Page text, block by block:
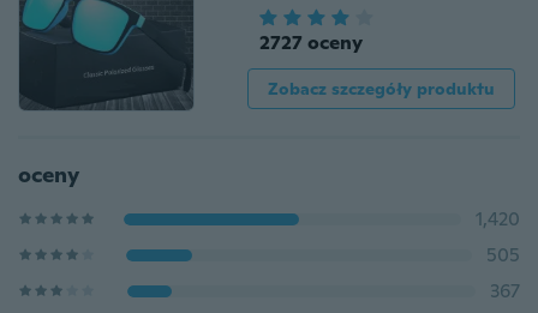
2727 oceny
Zobacz szczegóły produktu
oceny
1,420
505
367